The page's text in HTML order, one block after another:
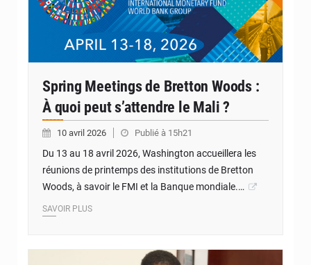
Spring Meetings de Bretton Woods :
À quoi peut s’attendre le Mali ?
10 avril 2026 Publié à 15h21
Du 13 au 18 avril 2026, Washington accueillera les
réunions de printemps des institutions de Bretton
Woods, à savoir le FMI et la Banque mondiale.…
SAVOIR PLUS